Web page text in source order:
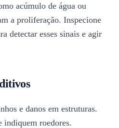
acúmulo de água ou
a proliferação. Inspecione
detectar esses sinais e agir
e danos em estruturas.
indiquem roedores.